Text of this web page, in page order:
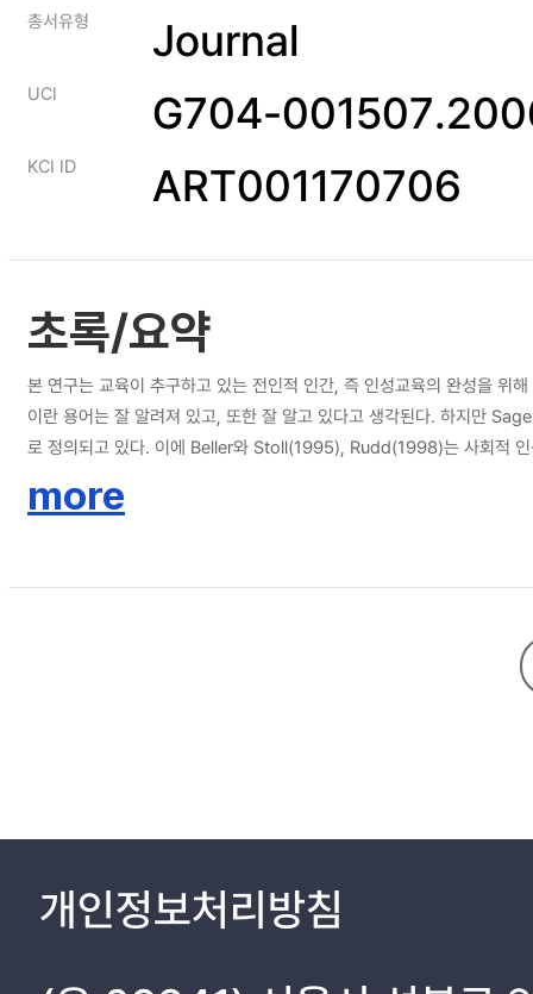
총서유형 Journal
UCI G704-
KCI ID ART001170706
초록/요약
본 연구는 교육이 추구하고 있는 전인적 인간, 즉 인성교육의 완성을 위
이란 용어는 잘 알려져 있고, 또한 잘 알고 있다고 생각된다. 하지만
로 정의되고 있다. 이에 Beller와 Stoll(1995), Rudd(1998)는 사회적
같은 운동정신을 강조하며 정당하지 못한 방법을 허용하지 않는다. 또
more
개인정보처리방침